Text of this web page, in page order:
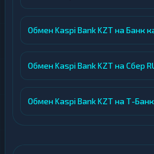
Обмен Kaspi Bank KZT на Банк
Обмен Kaspi Bank KZT на Сбер
Обмен Kaspi Bank KZT на Т-Банк